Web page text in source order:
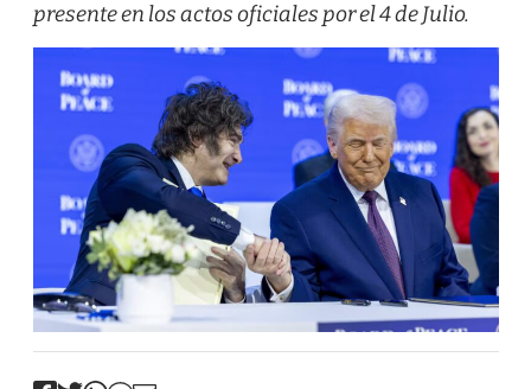
presente en los actos oficiales por el 4 de Julio.